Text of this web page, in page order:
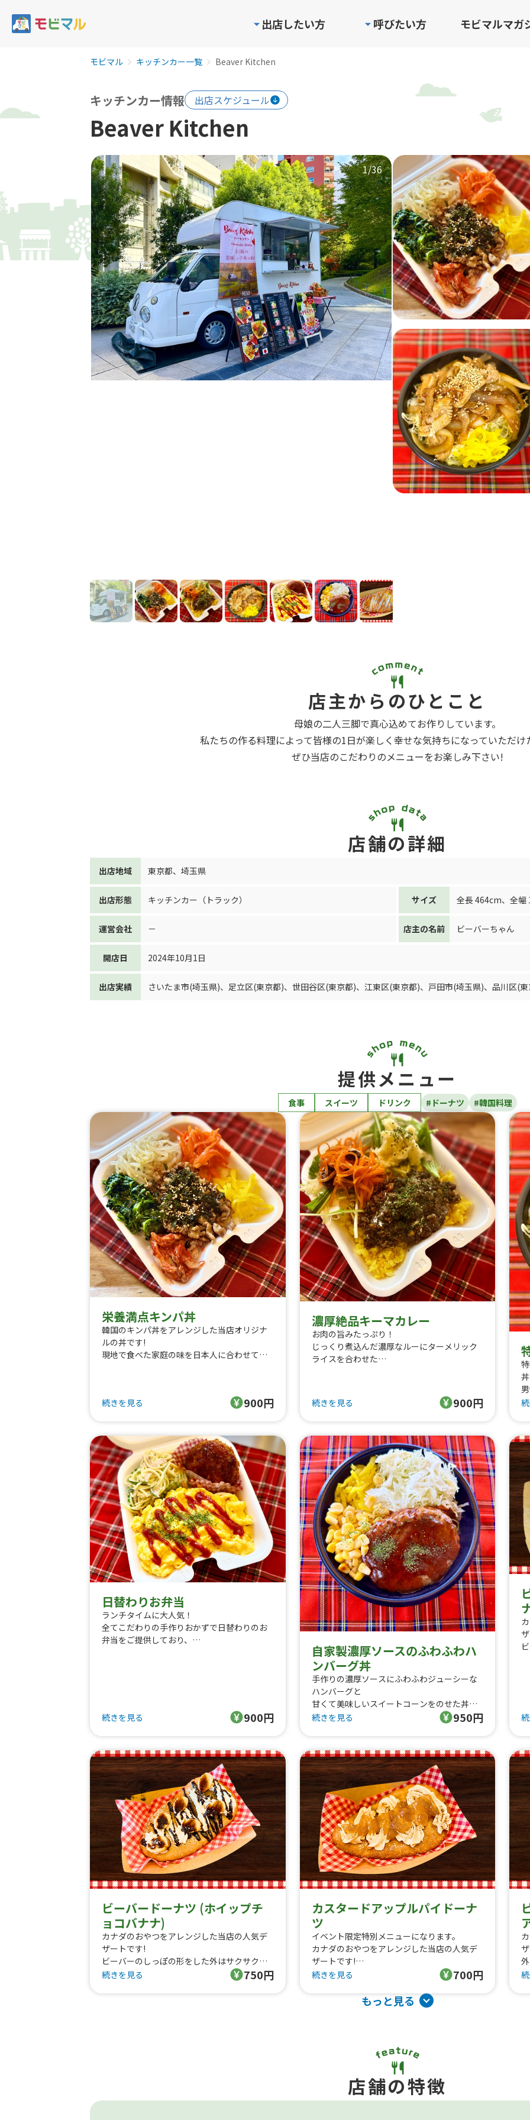
出店したい方 呼びたい方 モビマルマガ
モビマル キッチンカー一覧 Beaver Kitchen
キッチンカー情報 出店スケジュール
Beaver Kitchen
1/36
店主からのひとこと
母娘の二人三脚で真心込めてお作りしています。
私たちの作る料理によって皆様の1日が楽しく幸せな気持ちになっていただ
ぜひ当店のこだわりのメニューをお楽しみ下さい!
店舗の詳細
出店地域 東京都、 埼玉県
出店形態 キッチンカー（トラック） サイズ 全長 464cm、 全幅
運営会社 － 店主の名前 ビーバーちゃん
開店日 2024年10月1日
出店実績 さいたま市(埼玉県)、 足立区(東京都)、 世田谷区(東京都)、 江東区(東京都)、 戸田市(埼玉県)、 品川区(
提供メニュー
食事 スイーツ ドリンク #ドーナツ #韓国料理
栄養満点キンパ丼
韓国のキンパ丼をアレンジした当店オリジナ
ルの丼です!
現地で食べた家庭の味を日本人に合わせて調
大人の方からお子様まで皆さん美味しく召し
ださい♪
当店で出させていただいたお弁当の中で断ト
ツ一番人気のお弁当なので
ぜひ一度味わってみてください!
続きを見る 900円
濃厚絶品キーマカレー
お肉の旨みたっぷり！
じっくり煮込んだ濃厚なルーにターメリック
ライスを合わせた
し上がれるように辛さは強くなく
その分お肉と野菜のコクをしっかりと味わう
添え物もこだわりの自家製で日替わりになっ
ています!
続きを見る 900円
の
日替わりお弁当
ランチタイムに大人気！
全てこだわりの手作りおかずで日替わりのお
弁当をご提供しており、
されていますので
続きを見る 900円
自家製濃厚ソースのふわふわハ
ンバーグ丼
手作りの濃厚ソースにふわふわジューシーな
ハンバーグと
甘くて美味しいスイートコーンをのせた丼で
す!
続きを見る 950円
ビーバードーナツ (ホイップチ
ョコバナナ)
カナダのおやつをアレンジした当店の人気デ
ザートです!
ビーバーのしっぽの形をした外はサクサク中
はふわふわな優しい甘さの生地に
続きを見る 750円
カスタードアップルパイドーナ
ツ
イベント限定特別メニューになります。
カナダのおやつをアレンジした当店の人気デ
ザートです!
外はサクサク中はふわふわな手作りの自家製
カスタードホイップとリンゴの果肉がたっぷ
りのジャムにシナモンを合わせた
続きを見る 700円
もっと見る
店舗の特徴